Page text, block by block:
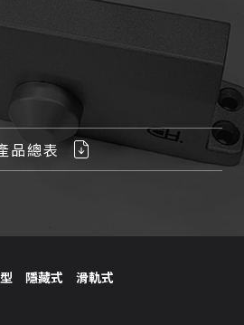
品總表
隱藏式 滑軌式